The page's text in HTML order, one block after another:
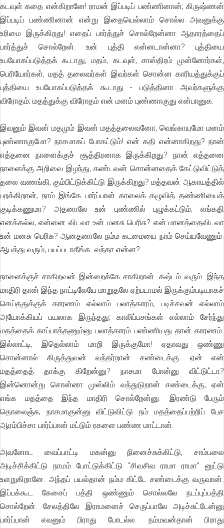
கடவுள் கதை என்கிறானே! ராமன் இப்படிப் பண்ணினான்; கிருஷ்ணன்
இப்படிப் பண்ணினான் என்று இதையெல்லாம் சொல்ல அவனுக்கு
உரிமை இருக்கிறது! எதைப் பார்த்துச் சொல்றேன்னா ஆதாரத்தைப்
பார்த்துச் சொல்றேன். உன் புத்தி என்னடான்னா? புத்தியை
உபயோகப்படுத்தக் கூடாது; மதம், கடவுள், சாஸ்திரம் முன்னோர்கள்,
பெரியோர்கள், மதத் தலைவர்கள் இவர்கள் சொன்ன காரியத்துக்குப்
புத்தியை உபயோகப்படுத்தக் கூடாது - படுத்தினா அவர்களுக்கு
விரோதம்; மதத்துக்கு விரோதம் என் மனம் புண்ணாகுது என்பானுக.
இவனும் இவன் மதமும் இவன் மதத்தலைவனோ, வெங்காயமோ மனம்
புண்ணாகுமோ? நாசமாகப் போகட்டும்! என் கதி என்னாகிறது? நான்
எத்தனை நாளைக்குச் சூத்திரனாக இருக்கிறது? நான் எத்தனை
நாளைக்கு அறிவை இழந்து, கண்டவன் சொன்னதைக் கேட்டுவிட்டுத்
தலை வணங்கி, கும்பிட்டுக்கிட்டு இருக்கிறது? மத்தவன் ஆகாயத்தில்
பறக்கிறான்; நாம் இங்கே பார்ப்பான் காலைக் கழுவித் தண்ணியைக்
குடிக்கணுமா? அதனாலே உன் புண்ணில் புழுக்கட்டும், எங்கதி
எனக்கல்ல; என்னை விடவா உன் மனசு பெரிசு? என் மானத்தைவிடவா
உன் மனசு பெரிசு? ஆனதனாலே நம்ம கடமையை நாம் செய்யவேணும்.
ஆபத்து வரும்; பயப்படாதீங்க. வந்தா என்ன?
நாளைக்குச் சாகிறவன் இன்றைக்கே சாகிறான். கஷ்டம் வரும். இந்த
மாதிரி தான் இந்த நாட்டிலேயே மாறுதலே ஏற்படாமல் இருக்கும்படியாகச்
செய்ததுக்குக் காரணம் எல்லாம் பலாத்காரம்; படிச்சவன் எல்லாம்
அயோக்கியப் பயலாக இருந்தது; காலிப்பசங்கள் எல்லாம் சேர்ந்து
மதத்தைக் காப்பாத்தணும்னு பலாத்காரம் பண்ணியது தான் காரணம்.
இல்லாட்டி, இதெல்லாம் மாறி இருக்குமோ! ஏதாவது ஒண்ணு
சொன்னால் கிருத்துவன் வந்தர்றான் சண்டைக்கு. ஏன் என்
மதத்தைத் தாக்கு கிறேன்னு? நாசமா போன்னு விட்டுட்டா?
இன்னொன்று சொன்னா முஸ்லிம் வந்துடுறான் சண்டைக்கு; ஏன்
எங்க மதத்தை இந்த மாதிரி சொல்றேன்னு. இரண்டு பேரும்
தொலைஞ்சு, நாசமாகுன்னு விட்டுவிட்டு நம் மதத்தைப்பற்றிப் பேச
ஆரம்பிச்சா பார்ப்பான் மட்டும் ரகளை பண்ண மாட்டான்.
அவனோட வைப்பாட்டி மகன்னு நினைச்சுக்கிட்டு, சாம்பலை
அடிச்சிக்கிட்டு நாமம் போட்டுக்கிட்டு “சிவசிவ ராமா ராமா’’ னுட்டு
உளறுகிறானே. அந்தப் பயல்தான் நம்ம கிட்டே சண்டைக்கு வருவான்.
இப்பக்கூட கேசைப் பத்தி ஒண்ணும் சொல்லலே நடப்புப்பத்தி
சொல்றேன். சேலத்திலே இராமனைச் செருப்பாலே அடிச்சுட்டேன்னு
பார்ப்பான் எவனும் பிராது போடல்ல. நம்மவன்தான் பிராது